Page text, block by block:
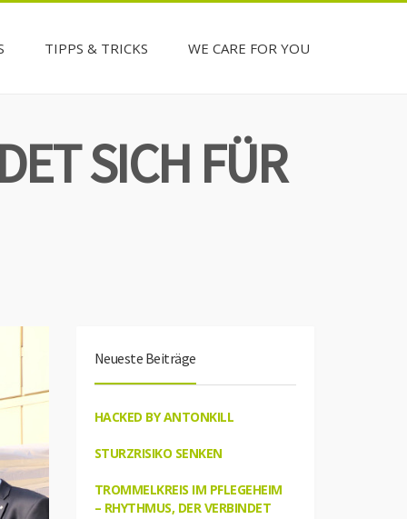
TIPPS & TRICKS WE CARE FOR YOU
SICH FÜR
Neueste Beiträge
HACKED BY ANTONKILL
STURZRISIKO SENKEN
TROMMELKREIS IM PFLEGEHEIM
– RHYTHMUS, DER VERBINDET